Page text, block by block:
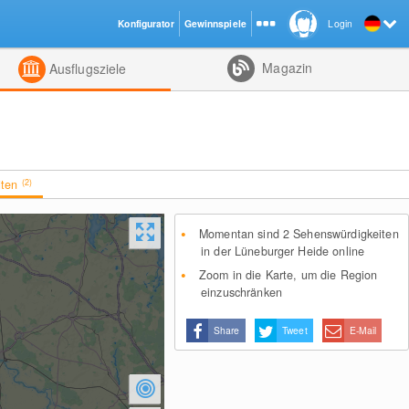
Ausflugsziele Magazin
(2)
Momentan sind 2 Sehenswürdigkeiten
in der Lüneburger Heide online
Zoom in die Karte, um die Region
einzuschränken
Share Tweet E-Mail
Login
Konfigurator Gewinnspiele